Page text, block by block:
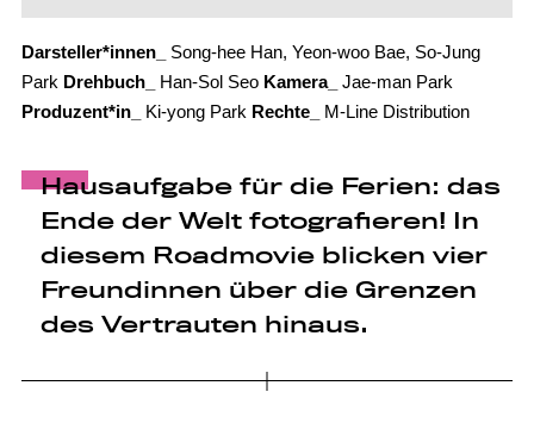
Darsteller*innen_
Song-hee Han, Yeon-woo Bae, So-Jung
Park Drehbuch_ Han-Sol Seo Kamera_
Jae-man Park
Produzent*in_
Ki-yong Park Rechte_ M-Line Distribution
Hausaufgabe für die Ferien: das
Ende der Welt fotografieren! In
diesem Roadmovie blicken vier
Freundinnen über die Grenzen
des Vertrauten hinaus.